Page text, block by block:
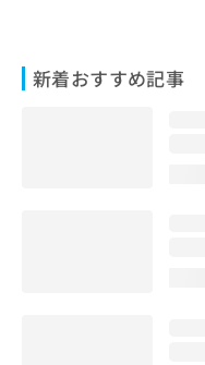
新着おすすめ記事
合